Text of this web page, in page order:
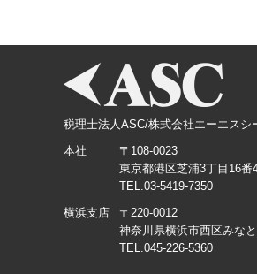
税理士法人ASC/株式会社エーエスシ
本社
〒108-0023
東京都港区芝浦3丁目16番
TEL.03-5419-7350
横浜支店
〒220-0012
神奈川県横浜市西区みな
TEL.045-226-5360